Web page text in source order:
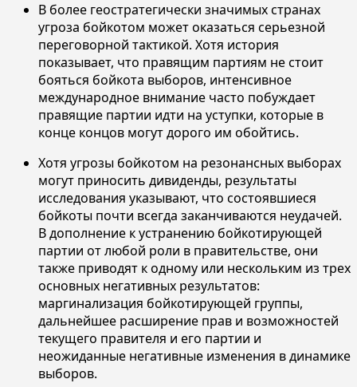
В более геостратегически значимых странах
угроза бойкотом может оказаться серьезной
переговорной тактикой. Хотя история
показывает, что правящим партиям не стоит
бояться бойкота выборов, интенсивное
международное внимание часто побуждает
правящие партии идти на уступки, которые в
конце концов могут дорого им обойтись.
Хотя угрозы бойкотом на резонансных выборах
могут приносить дивиденды, результаты
исследования указывают, что состоявшиеся
бойкоты почти всегда заканчиваются неудачей.
В дополнение к устранению бойкотирующей
партии от любой роли в правительстве, они
также приводят к одному или нескольким из трех
основных негативных результатов:
маргинализация бойкотирующей группы,
дальнейшее расширение прав и возможностей
текущего правителя и его партии и
неожиданные негативные изменения в динамике
выборов.